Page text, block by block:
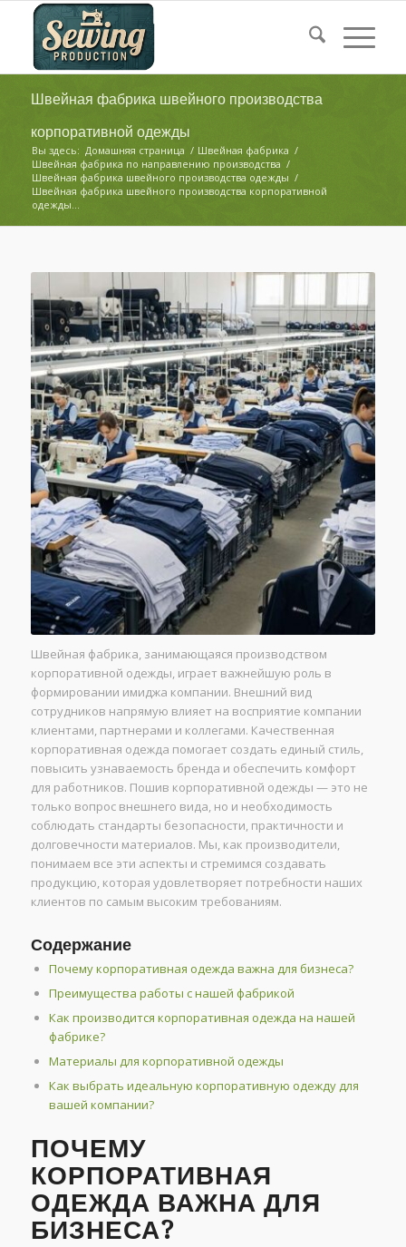
Швейная фабрика швейного производства
корпоративной одежды
Вы здесь: Домашняя страница / Швейная фабрика /
Швейная фабрика по направлению производства /
Швейная фабрика швейного производства одежды /
Швейная фабрика швейного производства корпоративной
одежды...
Швейная фабрика, занимающаяся производством
корпоративной одежды, играет важнейшую роль в
формировании имиджа компании. Внешний вид
сотрудников напрямую влияет на восприятие компании
клиентами, партнерами и коллегами. Качественная
корпоративная одежда помогает создать единый стиль,
повысить узнаваемость бренда и обеспечить комфорт
для работников. Пошив корпоративной одежды — это не
только вопрос внешнего вида, но и необходимость
соблюдать стандарты безопасности, практичности и
долговечности материалов. Мы, как производители,
понимаем все эти аспекты и стремимся создавать
продукцию, которая удовлетворяет потребности наших
клиентов по самым высоким требованиям.
Содержание
Почему корпоративная одежда важна для бизнеса?
Преимущества работы с нашей фабрикой
Как производится корпоративная одежда на нашей
фабрике?
Материалы для корпоративной одежды
Как выбрать идеальную корпоративную одежду для
вашей компании?
ПОЧЕМУ
КОРПОРАТИВНАЯ
ОДЕЖДА ВАЖНА ДЛЯ
БИЗНЕСА?